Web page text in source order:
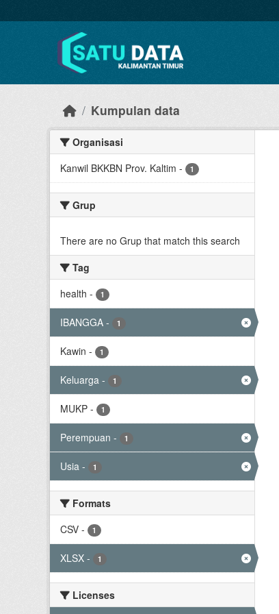
Kumpulan data
Organisasi
Kanwil BKKBN Prov. Kaltim - 1
Grup
There are no Grup that match this search
Tag
health - 1
IBANGGA - 1
Kawin - 1
Keluarga - 1
MUKP - 1
Perempuan - 1
Usia - 1
Formats
CSV - 1
XLSX - 1
Licenses